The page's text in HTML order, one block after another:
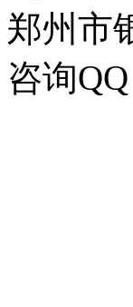
郑州市
咨询